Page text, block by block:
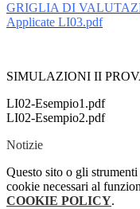
GRIGLIA DI
Applicate LI03.pdf
SIMULAZIONI II
LI02-Esempio1.pdf
LI02-Esempio2.pdf
Notizie
Questo sito o gli
cookie necessari al
COOKIE POLICY.